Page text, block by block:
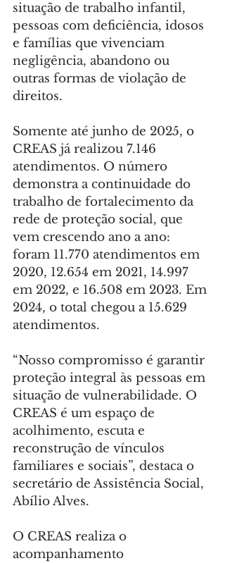
situação de trabalho infantil,
pessoas com deficiência, idosos
e famílias que vivenciam
negligência, abandono ou
outras formas de violação de
direitos.
Somente até junho de 2025, o
CREAS já realizou 7.146
atendimentos. O número
demonstra a continuidade do
trabalho de fortalecimento da
rede de proteção social, que
vem crescendo ano a ano:
foram 11.770 atendimentos em
2020, 12.654 em 2021, 14.997
em 2022, e 16.508 em 2023. Em
2024, o total chegou a 15.629
atendimentos.
“Nosso compromisso é garantir
proteção integral às pessoas em
situação de vulnerabilidade. O
CREAS é um espaço de
acolhimento, escuta e
reconstrução de vínculos
familiares e sociais”, destaca o
secretário de Assistência Social,
Abílio Alves.
O CREAS realiza o
acompanhamento